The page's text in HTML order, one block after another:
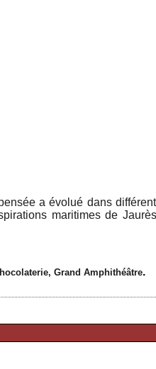
a évolué dans
maritimes de
Grand Amphithéâtre.